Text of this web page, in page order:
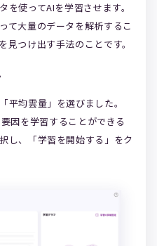
使ってAIを学習させます。
て大量のデータを解析するこ
見つけ出す手法のことです。
平均雲量」を選びました。
因を学習することができる
し、「学習を開始する」をク